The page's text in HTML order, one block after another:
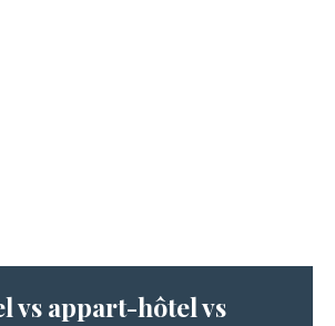
vs appart-hôtel vs